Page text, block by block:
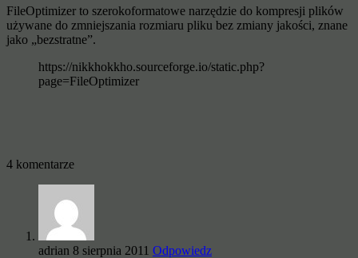
FileOptimizer to szerokoformatowe narzędzie do kompresji plików
używane do zmniejszania rozmiaru pliku bez zmiany jakości, znane
jako „bezstratne”.
https://nikkhokkho.sourceforge.io/static.php?
page=FileOptimizer
4 komentarze
adrian 8 sierpnia 2011 Odpowiedz